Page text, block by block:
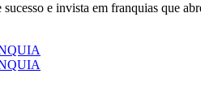
e invista em franquias que